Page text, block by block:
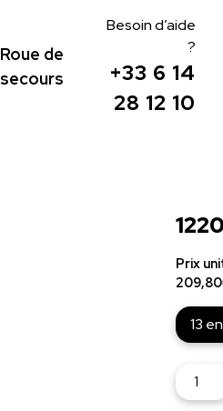
Roue de
secours
Besoin d’aide
?
+33 6 14
28 12 10
Prix
13
de